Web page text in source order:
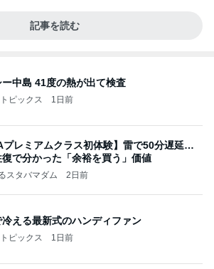
記事を読む
ー中島 41度の熱が出て検査
ピックス 1日前
プレミアムクラス初体験】雷で50分遅延…
で分かった「余裕を買う」価値
スタバマダム 2日前
える最新式のハンディファン
ピックス 1日前